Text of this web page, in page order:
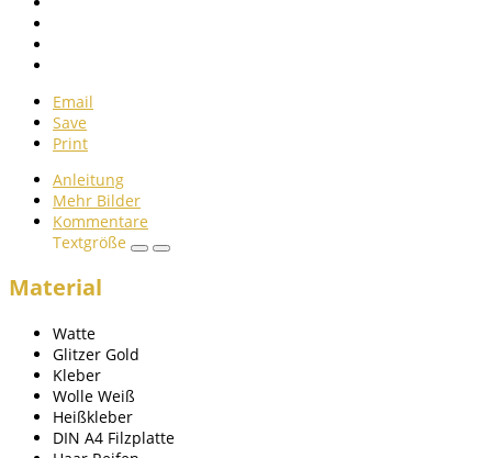
Email
Save
Print
Anleitung
Mehr Bilder
Kommentare
Textgröße
Material
Watte
Glitzer Gold
Kleber
Wolle Weiß
Heißkleber
DIN A4 Filzplatte